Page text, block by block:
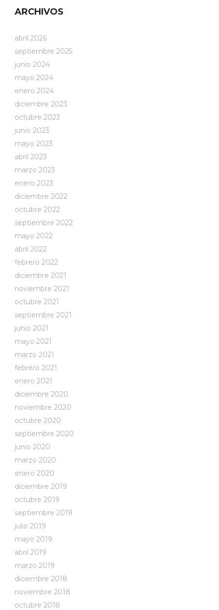
ARCHIVOS
abril 2026
septiembre 2025
junio 2024
mayo 2024
enero 2024
diciembre 2023
octubre 2023
junio 2023
mayo 2023
abril 2023
marzo 2023
enero 2023
diciembre 2022
octubre 2022
septiembre 2022
mayo 2022
abril 2022
febrero 2022
diciembre 2021
noviembre 2021
octubre 2021
septiembre 2021
junio 2021
mayo 2021
marzo 2021
febrero 2021
enero 2021
diciembre 2020
noviembre 2020
octubre 2020
septiembre 2020
junio 2020
marzo 2020
enero 2020
diciembre 2019
octubre 2019
septiembre 2019
julio 2019
mayo 2019
abril 2019
marzo 2019
diciembre 2018
noviembre 2018
octubre 2018